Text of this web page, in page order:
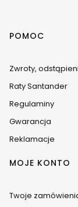
Linki w
POMOC
Zwroty,
Raty Santander
Regulaminy
Gwarancja
Reklamacje
MOJE KONTO
Twoje